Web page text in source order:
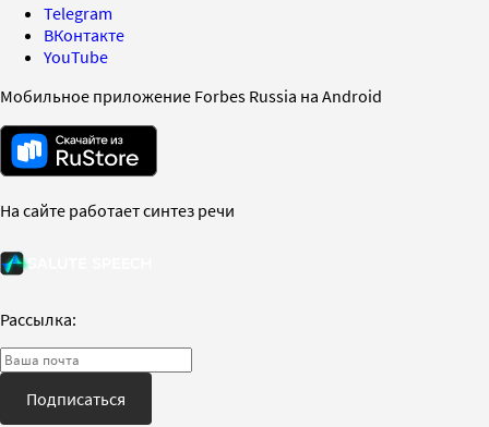
Telegram
ВКонтакте
YouTube
Мобильное приложение Forbes Russia на Android
На сайте работает синтез речи
Рассылка:
Подписаться